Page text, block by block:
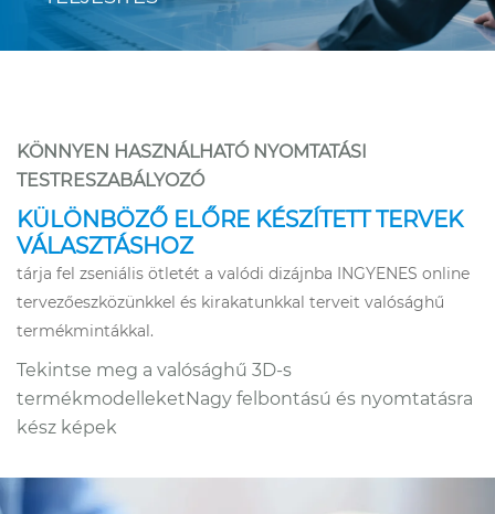
KÖNNYEN HASZNÁLHATÓ NYOMTATÁSI
TESTRESZABÁLYOZÓ
KÜLÖNBÖZŐ ELŐRE KÉSZÍTETT TERVEK
VÁLASZTÁSHOZ
tárja fel zseniális ötletét a valódi dizájnba INGYENES online
tervezőeszközünkkel és kirakatunkkal terveit valósághű
termékmintákkal.
Tekintse meg a valósághű 3D-s
termékmodelleketNagy felbontású és nyomtatásra
kész képek